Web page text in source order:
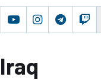
Iraq